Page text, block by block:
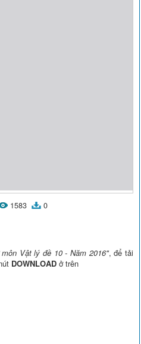
1583 0
Vật lý đề 10 - Năm 2016", để tải
DOWNLOAD ở trên